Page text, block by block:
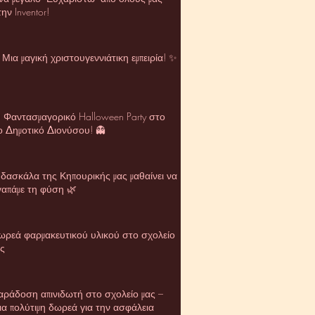
Inventor!
μαγική χριστουγεννιάτικη εμπειρία! ✨
Φαντασμαγορικό Halloween Party στο
Δημοτικό Διονύσου! 👻
της Κηπουρικής μας μαθαίνει να
τη φύση 🌿
φαρμακευτικού υλικού στο σχολείο
απινιδωτή στο σχολείο μας –
πολύτιμη δωρεά για την ασφάλεια